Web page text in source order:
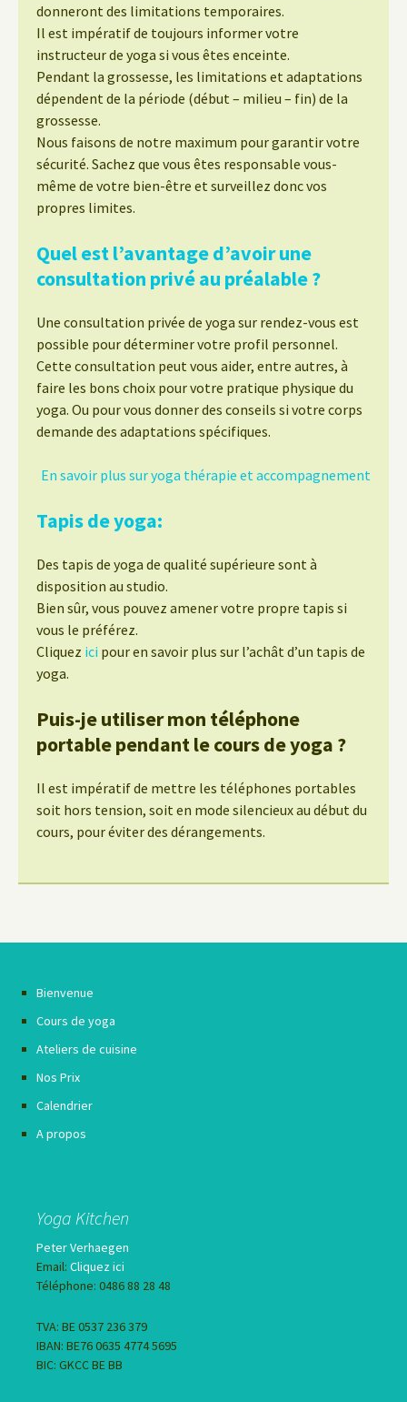
donneront des limitations temporaires.
Il est impératif de toujours informer votre
instructeur de yoga si vous êtes enceinte.
Pendant la grossesse, les limitations et adaptations
dépendent de la période (début – milieu – fin) de la
grossesse.
Nous faisons de notre maximum pour garantir votre
sécurité. Sachez que vous êtes responsable vous-
même de votre bien-être et surveillez donc vos
propres limites.
Quel est l’avantage d’avoir une
consultation privé au préalable ?
Une consultation privée de yoga sur rendez-vous est
possible pour déterminer votre profil personnel.
Cette consultation peut vous aider, entre autres, à
faire les bons choix pour votre pratique physique du
yoga. Ou pour vous donner des conseils si votre corps
demande des adaptations spécifiques.
En savoir plus sur yoga thérapie et accompagnement
Tapis de yoga:
Des tapis de yoga de qualité supérieure sont à
disposition au studio.
Bien sûr, vous pouvez amener votre propre tapis si
vous le préférez.
Cliquez ici pour en savoir plus sur l’achât d’un tapis de
yoga.
Puis-je utiliser mon téléphone
portable pendant le cours de yoga ?
Il est impératif de mettre les téléphones portables
soit hors tension, soit en mode silencieux au début du
cours, pour éviter des dérangements.
Bienvenue
Cours de yoga
Ateliers de cuisine
Nos Prix
Calendrier
A propos
Yoga Kitchen
Peter Verhaegen
Email: Cliquez ici
Téléphone: 0486 88 28 48
TVA: BE 0537 236 379
IBAN: BE76 0635 4774 5695
BIC: GKCC BE BB